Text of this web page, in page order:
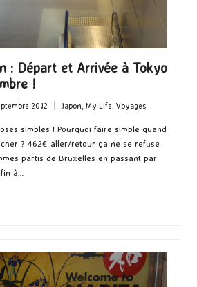
: Départ et Arrivée à Tokyo
!
2012
Posted
in
Japon My Life Voyages
simples ! Pourquoi faire simple quand
? 462€ aller/retour ça ne se refuse
partis de Bruxelles en passant par
à…